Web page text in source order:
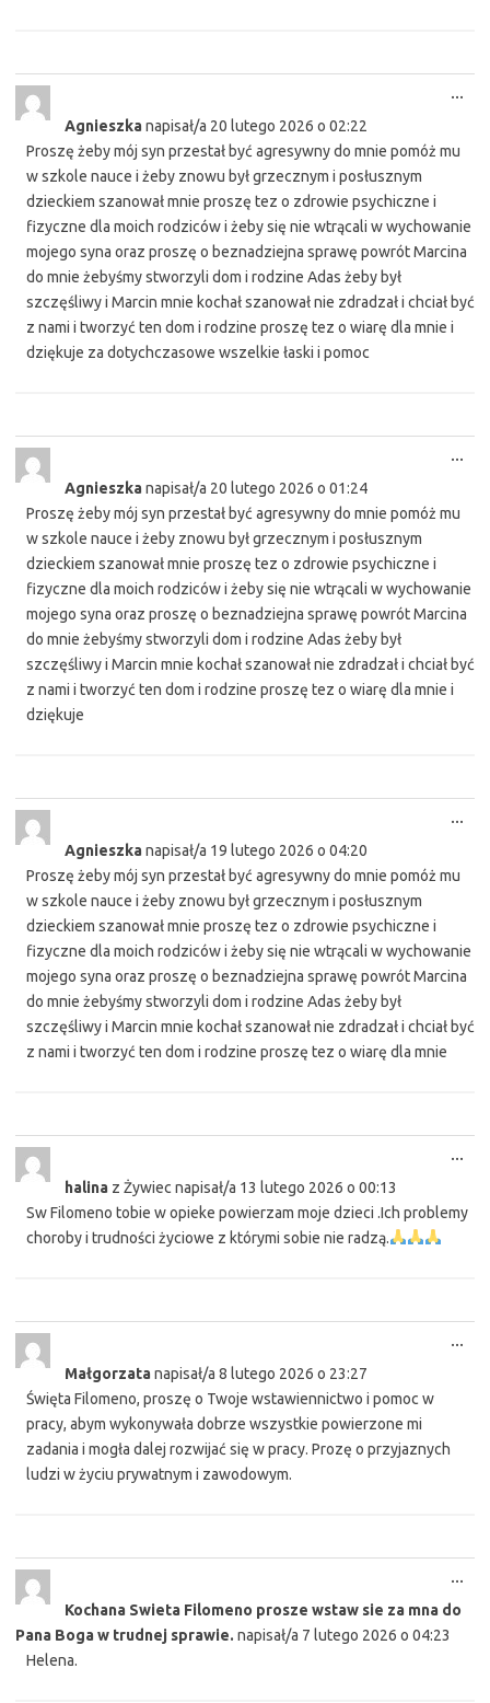
Agnieszkanapisał/a 20 lutego 2026 o 02:22
Proszę żeby mój syn przestał być agresywny do mnie pomóż mu
w szkole nauce i żeby znowu był grzecznym i posłusznym
dzieckiem szanował mnie proszę tez o zdrowie psychiczne i
fizyczne dla moich rodziców i żeby się nie wtrącali w wychowanie
mojego syna oraz proszę o beznadziejna sprawę powrót Marcina
do mnie żebyśmy stworzyli dom i rodzine Adas żeby był
szczęśliwy i Marcin mnie kochał szanował nie zdradzał i chciał być
z nami i tworzyć ten dom i rodzine proszę tez o wiarę dla mnie i
dziękuje za dotychczasowe wszelkie łaski i pomoc
...
Agnieszkanapisał/a 20 lutego 2026 o 01:24
Proszę żeby mój syn przestał być agresywny do mnie pomóż mu
w szkole nauce i żeby znowu był grzecznym i posłusznym
dzieckiem szanował mnie proszę tez o zdrowie psychiczne i
fizyczne dla moich rodziców i żeby się nie wtrącali w wychowanie
mojego syna oraz proszę o beznadziejna sprawę powrót Marcina
do mnie żebyśmy stworzyli dom i rodzine Adas żeby był
szczęśliwy i Marcin mnie kochał szanował nie zdradzał i chciał być
z nami i tworzyć ten dom i rodzine proszę tez o wiarę dla mnie i
dziękuje
...
Agnieszkanapisał/a 19 lutego 2026 o 04:20
Proszę żeby mój syn przestał być agresywny do mnie pomóż mu
w szkole nauce i żeby znowu był grzecznym i posłusznym
dzieckiem szanował mnie proszę tez o zdrowie psychiczne i
fizyczne dla moich rodziców i żeby się nie wtrącali w wychowanie
mojego syna oraz proszę o beznadziejna sprawę powrót Marcina
do mnie żebyśmy stworzyli dom i rodzine Adas żeby był
szczęśliwy i Marcin mnie kochał szanował nie zdradzał i chciał być
z nami i tworzyć ten dom i rodzine proszę tez o wiarę dla mnie
...
halina z Żywiec napisał/a 13 lutego 2026 o 00:13
Sw Filomeno tobie w opieke powierzam moje dzieci .Ich problemy
choroby i trudności życiowe z którymi sobie nie radzą.
...
Małgorzatanapisał/a 8 lutego 2026 o 23:27
Święta Filomeno, proszę o Twoje wstawiennictwo i pomoc w
pracy, abym wykonywała dobrze wszystkie powierzone mi
zadania i mogła dalej rozwijać się w pracy. Prozę o przyjaznych
ludzi w życiu prywatnym i zawodowym.
...
Kochana Swieta Filomeno prosze wstaw sie za mna do
Pana Boga w trudnej sprawie. napisał/a 7 lutego 2026 o 04:23
Helena.
...